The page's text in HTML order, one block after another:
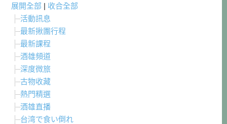
展開全部 | 收合全部
活動訊息
最新揪團行程
最新課程
酒雄頻道
深度微旅
古物收藏
熱門精選
酒雄直播
台湾で食い倒れ